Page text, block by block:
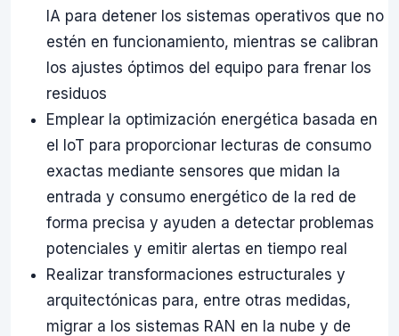
IA para detener los sistemas operativos que no
estén en funcionamiento, mientras se calibran
los ajustes óptimos del equipo para frenar los
residuos
Emplear la optimización energética basada en
el IoT para proporcionar lecturas de consumo
exactas mediante sensores que midan la
entrada y consumo energético de la red de
forma precisa y ayuden a detectar problemas
potenciales y emitir alertas en tiempo real
Realizar transformaciones estructurales y
arquitectónicas para, entre otras medidas,
migrar a los sistemas RAN en la nube y de